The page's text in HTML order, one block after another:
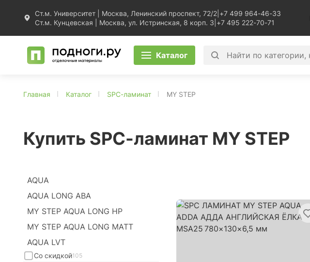
Ст.м. Университет | Москва, Ленинский проспект, 72/2 +7 499 964-46-33
Ст.м. Кунцевская | Москва, ул. Истринская, 8 корп. 3 +7 495 222-70-71
Каталог
Главная Каталог SPC-ламинат MY STEP
Купить SPC-ламинат MY STEP
AQUA
AQUA LONG ABA
MY STEP AQUA LONG HP
MY STEP AQUA LONG MATT
AQUA LVT
Со скидкой105